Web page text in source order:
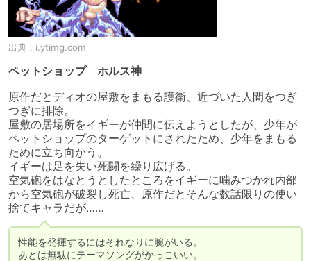
出典： i.ytimg.com
ペットショップ ホルス神
原作だとディオの屋敷をまもる護衛、近づいた人間をつぎ
つぎに排除。
屋敷の居場所をイギーが仲間に伝えようとしたが、少年が
ペットショップのターゲットにされたため、少年をまもる
ために立ち向かう。
イギーは足を失い死闘を繰り広げる。
空気砲をはなとうとしたところをイギーに噛みつかれ内部
から空気砲が破裂し死亡、原作だとそんな数話限りの使い
捨てキャラだが……
性能を発揮するにはそれなりに腕がいる。
あとは無駄にテーマソングがかっこいい。